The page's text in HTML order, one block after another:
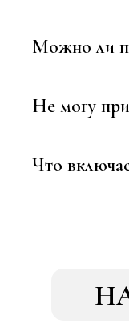
Можно ли
Не могу
Что